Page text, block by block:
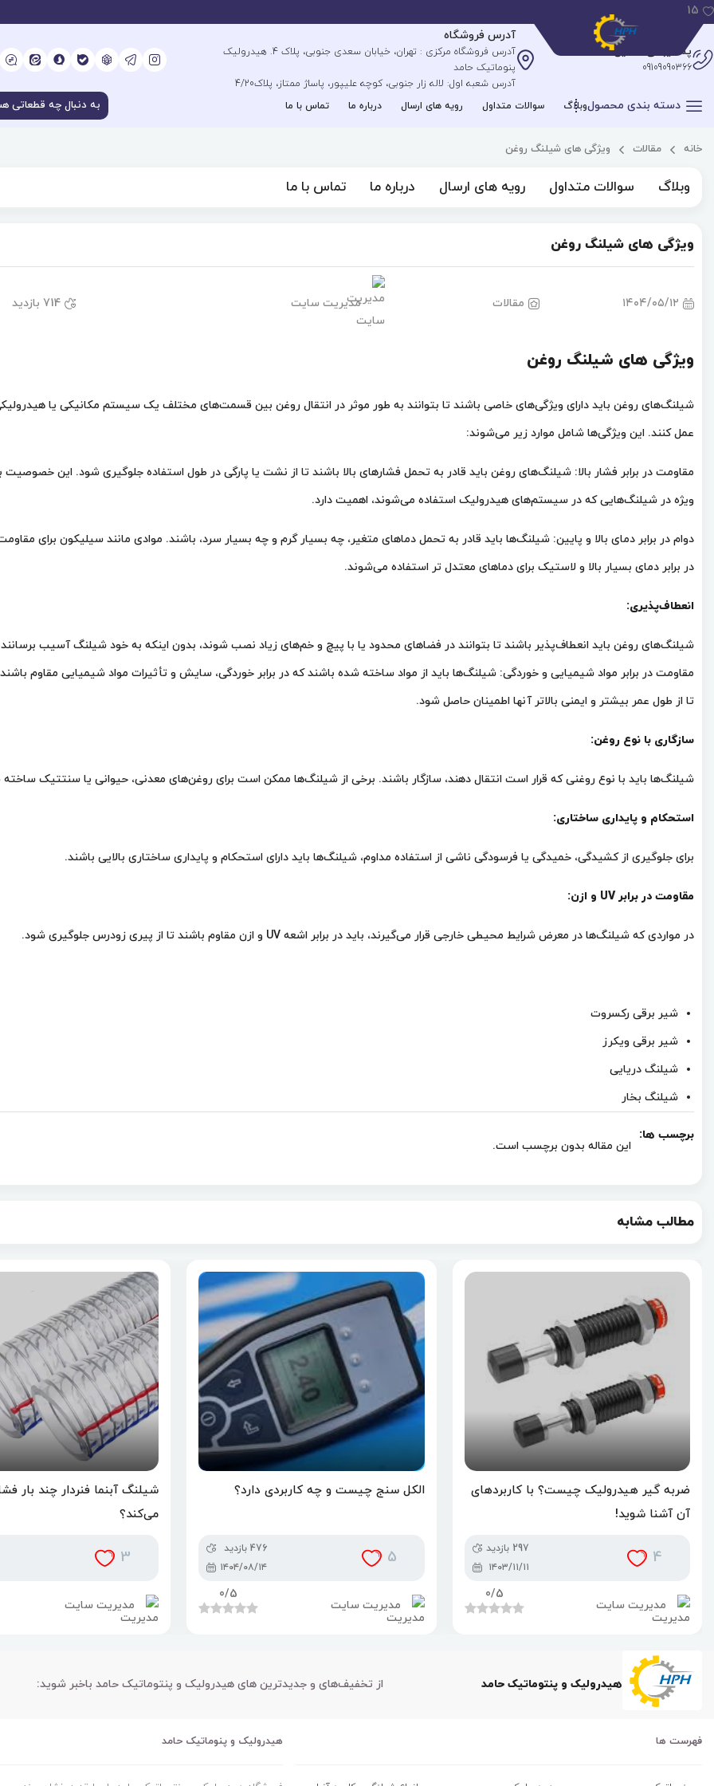
پشتیبانی آنلاین
09109090366
آدرس فروشگاه
آدرس فروشگاه مرکزی : تهران، خیابان سعدی جنوبی، پلاک 4. هیدرولیک
پنوماتیک حامد
آدرس شعبه اول: لاله زار جنوبی، کوچه علیپور، پاساژ ممتاز، پلاک4/20
دسته بندی محصولوبلاگ سوالات متداول رویه های ارسال درباره ما تماس با ما
خانه مقالات ویژگی های شیلنگ روغن
وبلاگ سوالات متداول رویه های ارسال درباره ما تماس با ما
ویژگی های شیلنگ روغن
۱۴۰۴/۰۵/۱۲ مقالات مدیریت سایت
15
714 بازدید
ویژگی های شیلنگ روغن
شیلنگ‌های روغن باید دارای ویژگی‌های خاصی باشند تا بتوانند به طور موثر در انتقال روغن بین قسمت‌های مختلف یک سیستم مکانیکی یا
عمل کنند. این ویژگی‌ها شامل موارد زیر می‌شوند:
مقاومت در برابر فشار بالا: شیلنگ‌های روغن باید قادر به تحمل فشارهای بالا باشند تا از نشت یا پارگی در طول استفاده جلوگیری شود. این خصوصیت
ویژه در شیلنگ‌هایی که در سیستم‌های هیدرولیک استفاده می‌شوند، اهمیت دارد.
دوام در برابر دمای بالا و پایین: شیلنگ‌ها باید قادر به تحمل دماهای متغیر، چه بسیار گرم و چه بسیار سرد، باشند. موادی مانند سیلیکون برای
در برابر دمای بسیار بالا و لاستیک برای دماهای معتدل تر استفاده می‌شوند.
انعطاف‌پذیری:
شیلنگ‌های روغن باید انعطاف‌پذیر باشند تا بتوانند در فضاهای محدود یا با پیچ و خم‌های زیاد نصب شوند، بدون اینکه به خود شیلنگ آسیب
مقاومت در برابر مواد شیمیایی و خوردگی: شیلنگ‌ها باید از مواد ساخته شده باشند که در برابر خوردگی، سایش و تأثیرات مواد شیمیایی مقاوم باشند
تا از طول عمر بیشتر و ایمنی بالاتر آنها اطمینان حاصل شود.
سازگاری با نوع روغن:
شیلنگ‌ها باید با نوع روغنی که قرار است انتقال دهند، سازگار باشند. برخی از شیلنگ‌ها ممکن است برای روغن‌های معدنی، حیوانی یا سنتتیک
استحکام و پایداری ساختاری:
برای جلوگیری از کشیدگی، خمیدگی یا فرسودگی ناشی از استفاده مداوم، شیلنگ‌ها باید دارای استحکام و پایداری ساختاری بالایی باشند.
مقاومت در برابر UV و ازن:
در مواردی که شیلنگ‌ها در معرض شرایط محیطی خارجی قرار می‌گیرند، باید در برابر اشعه UV و ازن مقاوم باشند تا از پیری زودرس جلوگیری شود.
شیر برقی رکسروت
شیر برقی ویکرز
شیلنگ دریایی
شیلنگ بخار
برچسب ها:
این مقاله بدون برچسب است.
مطالب مشابه
ضربه گیر هیدرولیک چیست؟ با کاربردهای
آن آشنا شوید!
4
297 بازدید
۱۴۰۳/۱۱/۱۱
مدیریت سایت
0/5
الکل سنج چیست و چه کاربردی دارد؟
5
476 بازدید
۱۴۰۴/۰۸/۱۴
مدیریت سایت
0/5
شیلنگ آبنما فنردار چند بار
می‌کند؟
3
مدیریت سایت
هیدرولیک و پنتوماتیک حامد از تخفیف‌های و جدیدترین های هیدرولیک و پنتوماتیک حامد باخبر شوید:
فهرست ها هیدرولیک و پنوماتیک حامد